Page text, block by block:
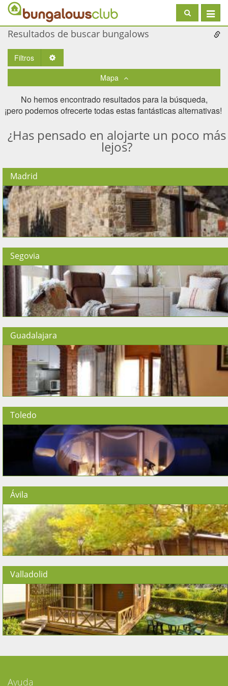
Toggle
Resultados de buscar bungalows
Filtros
Mapa
No hemos encontrado resultados para la búsqueda,
¡pero podemos ofrecerte todas estas fantásticas alternativas! ​
¿Has pensado en alojarte un poco más
lejos?
Madrid
Segovia
Guadalajara
Toledo
Ávila
Valladolid
Ayuda